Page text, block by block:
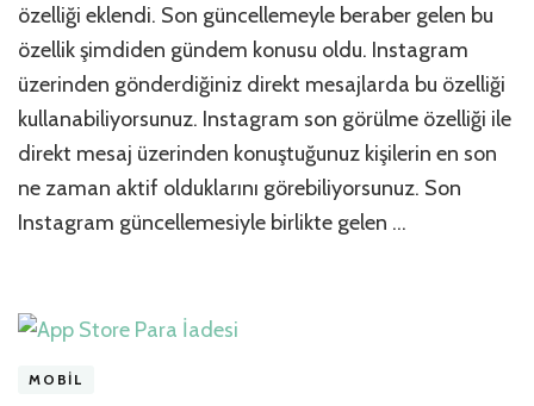
için
özelliği eklendi. Son güncellemeyle beraber gelen bu
özellik şimdiden gündem konusu oldu. Instagram
üzerinden gönderdiğiniz direkt mesajlarda bu özelliği
kullanabiliyorsunuz. Instagram son görülme özelliği ile
direkt mesaj üzerinden konuştuğunuz kişilerin en son
ne zaman aktif olduklarını görebiliyorsunuz. Son
Instagram güncellemesiyle birlikte gelen …
MOBIL